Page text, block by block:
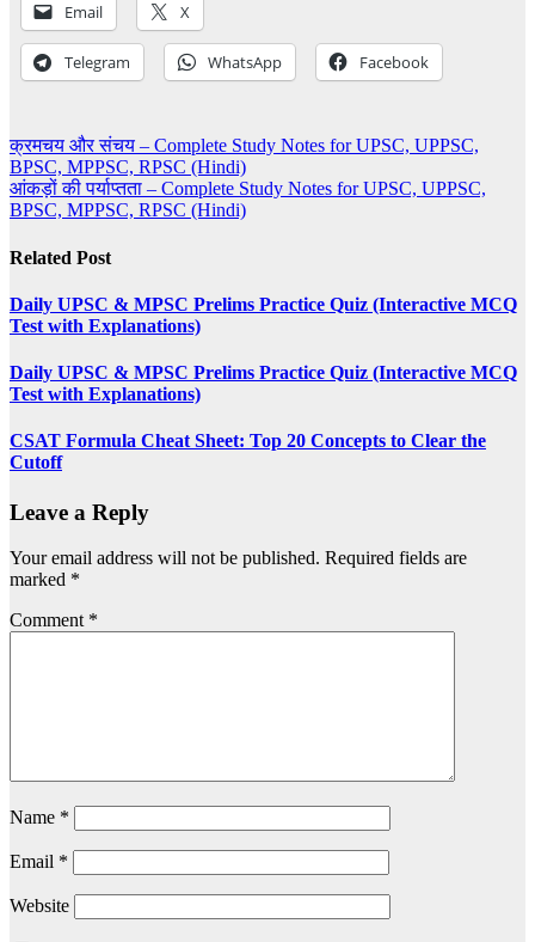
Email X
Telegram WhatsApp Facebook
Post
navigation
क्रमचय और संचय – Complete Study Notes for UPSC, UPPSC,
BPSC, MPPSC, RPSC (Hindi)
आंकड़ों की पर्याप्तता – Complete Study Notes for UPSC, UPPSC,
BPSC, MPPSC, RPSC (Hindi)
Related Post
Daily UPSC & MPSC Prelims Practice Quiz (Interactive MCQ
Test with Explanations)
Daily UPSC & MPSC Prelims Practice Quiz (Interactive MCQ
Test with Explanations)
CSAT Formula Cheat Sheet: Top 20 Concepts to Clear the
Cutoff
Leave a Reply
Your email address will not be published. Required fields are
marked *
Comment *
Name *
Email *
Website